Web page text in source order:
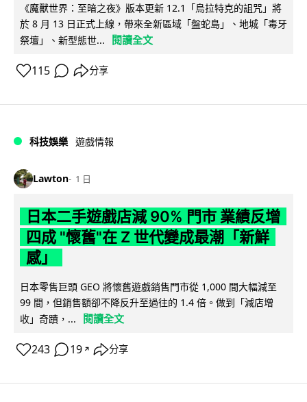
《魔獸世界：至暗之夜》版本更新 12.1「烏拉特克的詛咒」將
於 8 月 13 日正式上線，帶來全新區域「盤蛇島」、地城「毒牙
祭壇」、新型態世...
閱讀全文
115 分享
科技娛樂 遊戲情報
Lawton 1 日
日本二手遊戲店減 90% 門市 業績反增
四成 "懷舊"在 Z 世代變成最潮「新鮮
感」
日本零售巨頭 GEO 將懷舊遊戲銷售門市從 1,000 間大幅減至
99 間，但銷售額卻不降反升至過往的 1.4 倍。做到「減店增
收」奇蹟，...
閱讀全文
243 19 ↗ 分享